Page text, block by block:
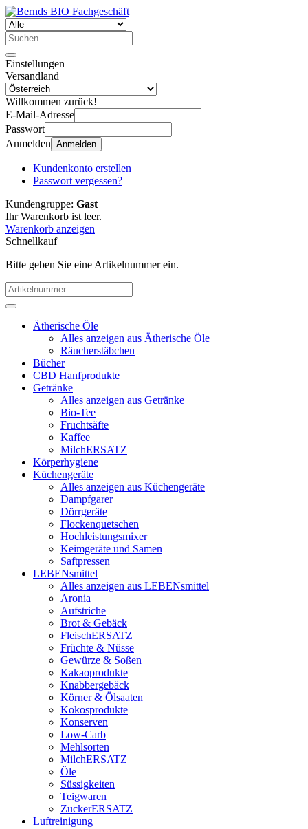
Einstellungen
Versandland
Willkommen zurück!
E-Mail-Adresse
Passwort
Anmelden Anmelden
Kundenkonto erstellen
Passwort vergessen?
Kundengruppe: Gast
Ihr Warenkorb ist leer.
Warenkorb anzeigen
Schnellkauf
Bitte geben Sie eine Artikelnummer ein.
Ätherische Öle
Alles anzeigen aus Ätherische Öle
Räucherstäbchen
Bücher
CBD Hanfprodukte
Getränke
Alles anzeigen aus Getränke
Bio-Tee
Fruchtsäfte
Kaffee
MilchERSATZ
Körperhygiene
Küchengeräte
Alles anzeigen aus Küchengeräte
Dampfgarer
Dörrgeräte
Flockenquetschen
Hochleistungsmixer
Keimgeräte und Samen
Saftpressen
LEBENsmittel
Alles anzeigen aus LEBENsmittel
Aronia
Aufstriche
Brot & Gebäck
FleischERSATZ
Früchte & Nüsse
Gewürze & Soßen
Kakaoprodukte
Knabbergebäck
Körner & Ölsaaten
Kokosprodukte
Konserven
Low-Carb
Mehlsorten
MilchERSATZ
Öle
Süssigkeiten
Teigwaren
ZuckerERSATZ
Luftreinigung